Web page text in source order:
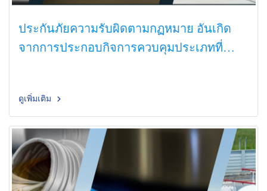
ประกันภัยความรับผิดตามกฏหมาย อันเกิด
จากการประกอบกิจการควบคุมประเภทที่
ดูเพิ่มเติม